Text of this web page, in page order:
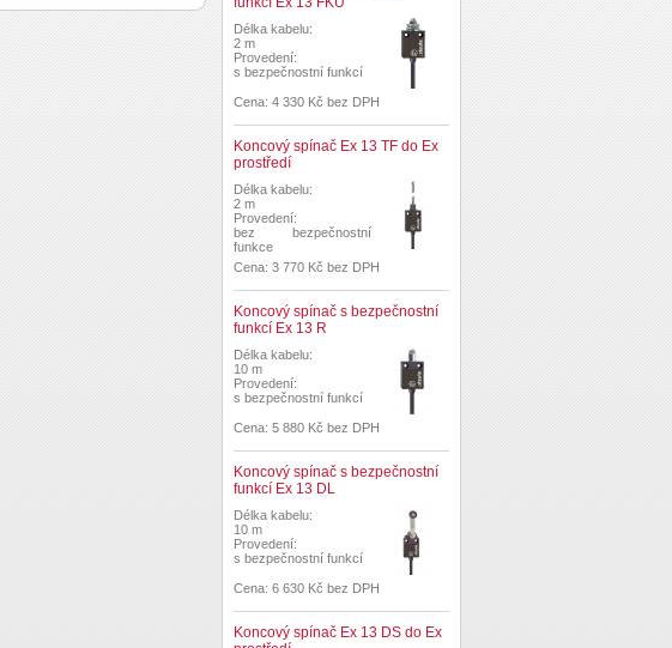
Délka kabelu:
2 m
Provedení:
s bezpečnostní funkcí
Cena: 4 330 Kč bez DPH
Koncový spínač Ex 13 TF do Ex
prostředí
Délka kabelu:
2 m
Provedení:
bez bezpečnostní
funkce
Cena: 3 770 Kč bez DPH
Koncový spínač s bezpečnostní
funkcí Ex 13 R
Délka kabelu:
10 m
Provedení:
s bezpečnostní funkcí
Cena: 5 880 Kč bez DPH
Koncový spínač s bezpečnostní
funkcí Ex 13 DL
Délka kabelu:
10 m
Provedení:
s bezpečnostní funkcí
Cena: 6 630 Kč bez DPH
Koncový spínač Ex 13 DS do Ex